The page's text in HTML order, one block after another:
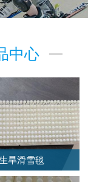
中心
旱滑雪毯